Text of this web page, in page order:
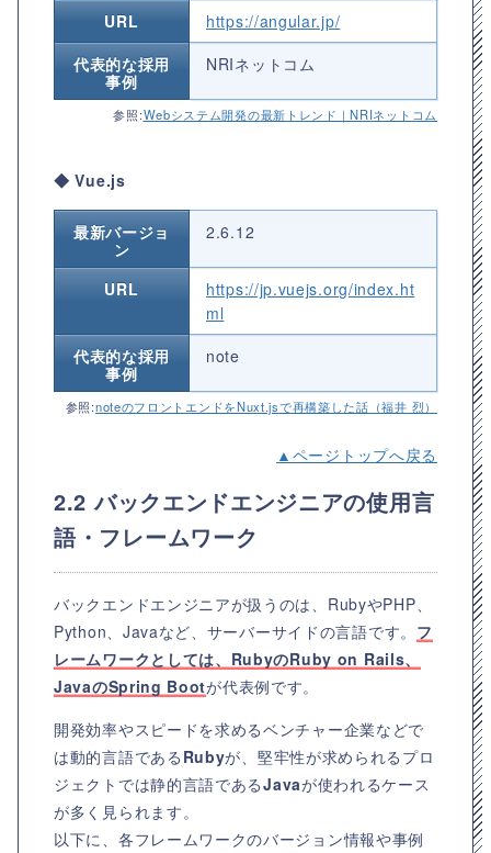
URL
https://angular.jp/
代表的な採用
事例
NRIネットコム
参照:Webシステム開発の最新トレンド｜NRIネットコム
◆ Vue.js
最新バージョ
ン
2.6.12
URL
https://jp.vuejs.org/index.ht
ml
代表的な採用
事例
note
参照:noteのフロントエンドをNuxt.jsで再構築した話（福井 烈）
▲ページトップへ戻る
2.2 バックエンドエンジニアの使用言
語・フレームワーク
バックエンドエンジニアが扱うのは、RubyやPHP、
Python、Javaなど、サーバーサイドの言語です。 フ
レームワークとしては、RubyのRuby on Rails、
JavaのSpring Bootが代表例です。
開発効率やスピードを求めるベンチャー企業などで
は動的言語である Rubyが、堅牢性が求められるプロ
ジェクトでは静的言語であるJavaが使われるケース
が多く見られます。
以下に、各フレームワークのバージョン情報や事例